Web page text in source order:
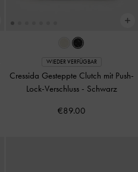
WIEDER VERFÜGBAR
Cressida Gesteppte Clutch mit Push-
Lock-Verschluss - Schwarz
€89.00